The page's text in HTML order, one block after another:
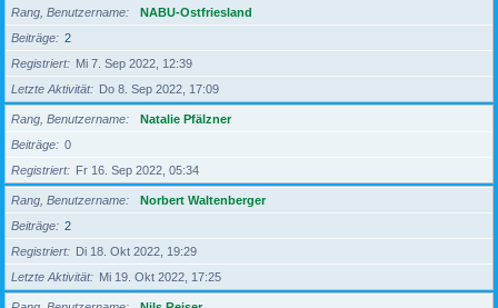
Rang, Benutzername
NABU-Ostfriesland
Beiträge
2
Registriert
Mi 7. Sep 2022, 12:39
Letzte Aktivität
Do 8. Sep 2022, 17:09
Rang, Benutzername
Natalie Pfälzner
Beiträge
0
Registriert
Fr 16. Sep 2022, 05:34
Rang, Benutzername
Norbert Waltenberger
Beiträge
2
Registriert
Di 18. Okt 2022, 19:29
Letzte Aktivität
Mi 19. Okt 2022, 17:25